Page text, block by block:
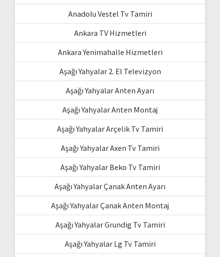
Anadolu Vestel Tv Tamiri
Ankara TV Hizmetleri
Ankara Yenimahalle Hizmetleri
Aşağı Yahyalar 2. El Televizyon
Aşağı Yahyalar Anten Ayarı
Aşağı Yahyalar Anten Montaj
Aşağı Yahyalar Arçelik Tv Tamiri
Aşağı Yahyalar Axen Tv Tamiri
Aşağı Yahyalar Beko Tv Tamiri
Aşağı Yahyalar Çanak Anten Ayarı
Aşağı Yahyalar Çanak Anten Montaj
Aşağı Yahyalar Grundig Tv Tamiri
Aşağı Yahyalar Lg Tv Tamiri